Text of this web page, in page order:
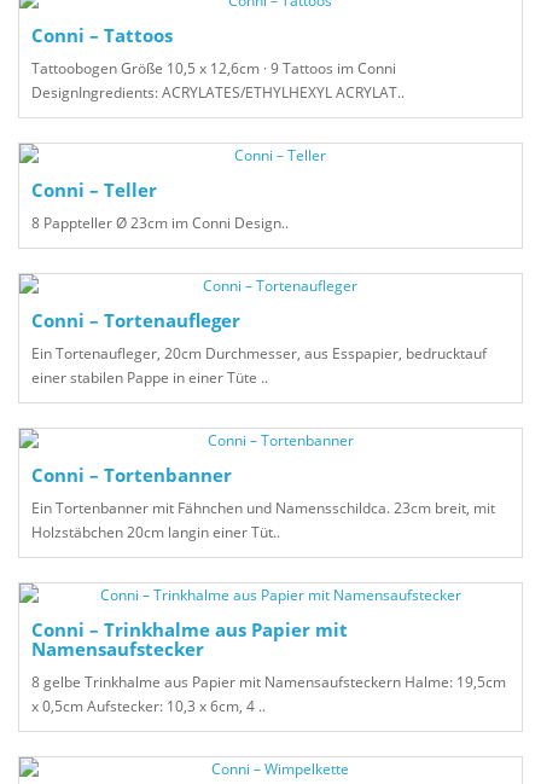
Conni – Tattoos
Tattoobogen Größe 10,5 x 12,6cm · 9 Tattoos im Conni
DesignIngredients: ACRYLATES/ETHYLHEXYL ACRYLAT..
Conni – Teller
8 Pappteller Ø 23cm im Conni Design..
Conni – Tortenaufleger
Ein Tortenaufleger, 20cm Durchmesser, aus Esspapier, bedrucktauf
einer stabilen Pappe in einer Tüte ..
Conni – Tortenbanner
Ein Tortenbanner mit Fähnchen und Namensschildca. 23cm breit, mit
Holzstäbchen 20cm langin einer Tüt..
Conni – Trinkhalme aus Papier mit
Namensaufstecker
8 gelbe Trinkhalme aus Papier mit Namensaufsteckern Halme: 19,5cm
x 0,5cm Aufstecker: 10,3 x 6cm, 4 ..